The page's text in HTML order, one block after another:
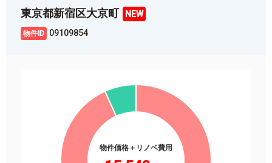
東京都新宿区大京町
09109854
物件価格＋リノベ費用